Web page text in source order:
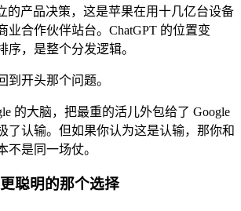
的产品决策，这是苹果在用十几亿台设备
业合作伙伴站台。ChatGPT 的位置变
序，是整个分发逻辑。
到开头那个问题。
的大脑，把最重的活儿外包给了 Google
了认输。但如果你认为这是认输，那你和
不是同一场仗。
聪明的那个选择